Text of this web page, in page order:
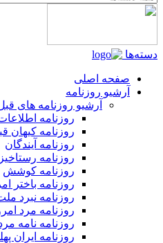
دسته‌ها
صفحه اصلی
آرشیو روزنامه
آرشیو روزنامه های
روزنامه
روزنامه کیهان
روزنامه آیندگان
روزنامه رستاخیز
روزنامه کوشش
روزنامه باختر
روزنامه نبرد
روزنامه مرد
روزنامه نامه
روزنامه ایران